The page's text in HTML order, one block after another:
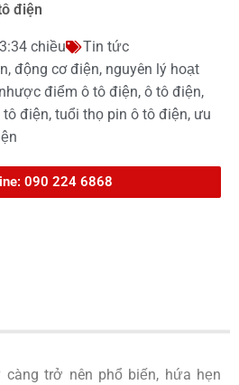
điện
3:34 chiều
Tin tức
, động cơ điện, nguyên lý hoạt
nhược điểm ô tô điện, ô tô điện,
tô điện, tuổi thọ pin ô tô điện, ưu
090 224 6868
càng trở nên phổ biến, hứa hẹn